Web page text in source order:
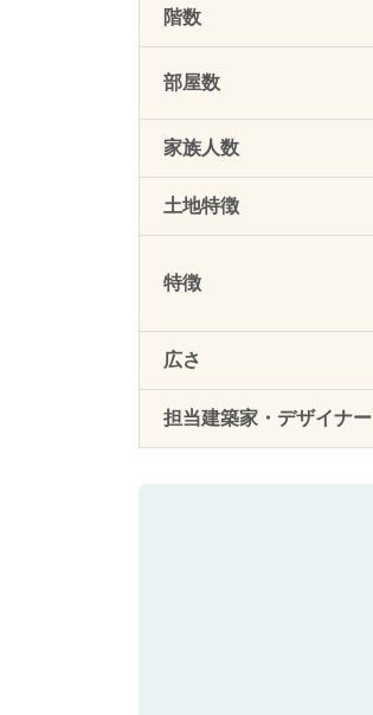
階数
部屋数
家族人数
土地特徴
特徴
広さ
担当建築家・デザイナー